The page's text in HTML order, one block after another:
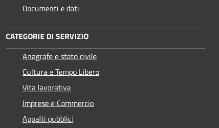
Documenti e dati
CATEGORIE DI SERVIZIO
Anagrafe e stato civile
Cultura e Tempo Libero
Vita lavorativa
Imprese e Commercio
Appalti pubblici